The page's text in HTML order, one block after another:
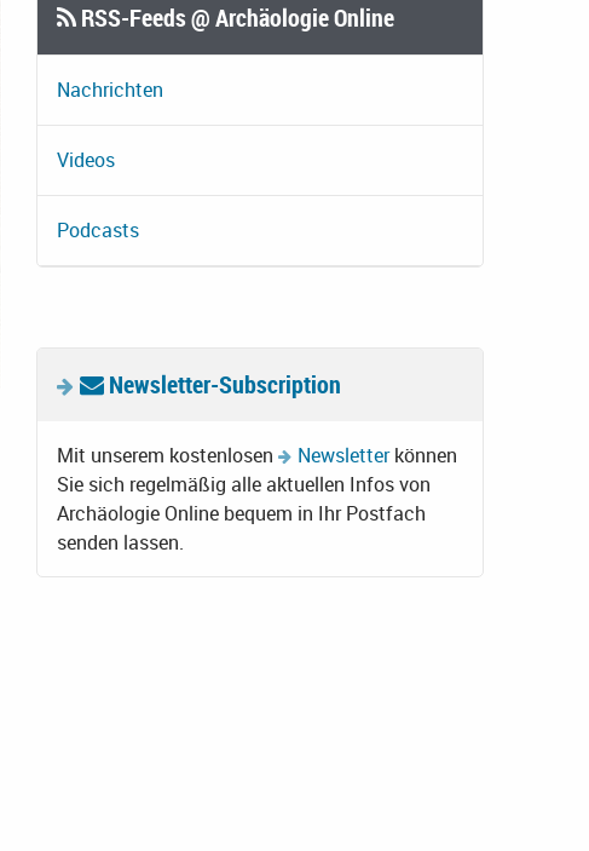
RSS-Feeds @ Archäologie Online
Nachrichten
Videos
Podcasts
Newsletter-Subscription
Mit unserem kostenlosen Newsletterkönnen
Sie sich regelmäßig alle aktuellen Infos von
Archäologie Online bequem in Ihr Postfach
senden lassen.